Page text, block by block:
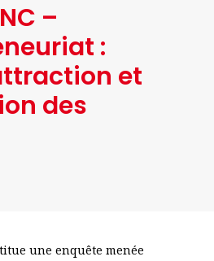
–
:
et
des
une enquête menée